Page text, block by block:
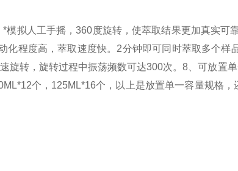
*模拟人工手摇，360度旋转，使萃取结果更加真实可靠
化程度高，萃取速度快。 2分钟即可同时萃取多个样品
旋转，旋转过程中振荡频数可达300次。8 、可放置
个， 125ML*16个，以上是放置单一容量规格